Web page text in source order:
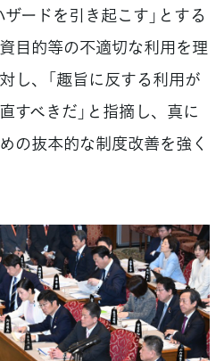
ードを引き起こす」とする
目的等の不適切な利用を理
し、「趣旨に反する利用が
すべきだ」と指摘し、真に
の抜本的な制度改善を強く